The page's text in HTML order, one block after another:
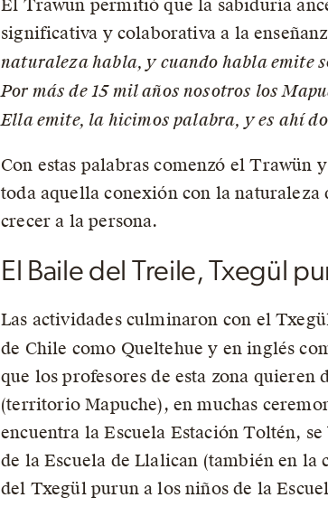
El Trawün permitió que la sabiduría
significativa y colaborativa a la
naturaleza habla, y cuando habla emite
Por más de 15 mil años nosotros los
Ella emite, la hicimos palabra, y es ahí
Con estas palabras comenzó el Trawün
toda aquella conexión con la
crecer a la persona.
El Baile del Treile, Txegül
Las actividades culminaron con el
de Chile como Queltehue y en inglés
que los profesores de esta zona
(territorio Mapuche), en muchas
encuentra la Escuela Estación Toltén,
de la Escuela de Llalican (también en la
del Txegül purun a los niños de la